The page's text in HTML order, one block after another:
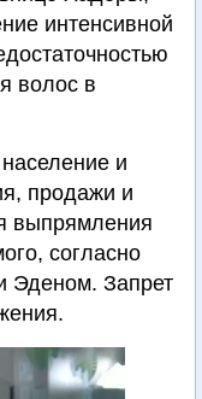
интенсивной
волос в
и
продажи и
выпрямления
согласно
Эденом. Запрет